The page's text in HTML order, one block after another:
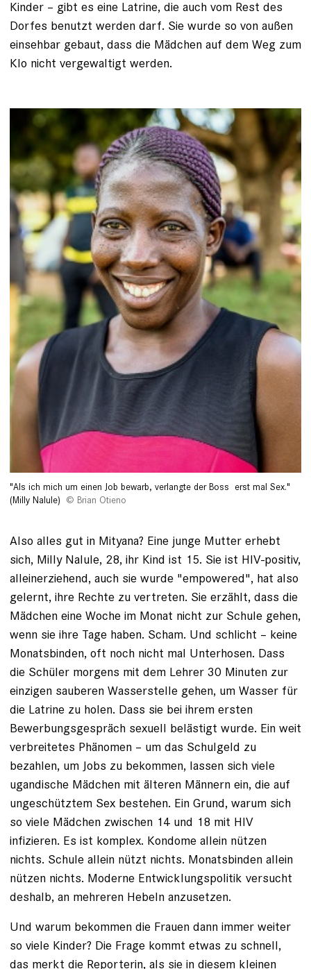
Kinder – gibt es eine Latrine, die auch vom Rest des
Dorfes benutzt werden darf. Sie wurde so von außen
einsehbar gebaut, dass die Mädchen auf dem Weg zum
Klo nicht vergewaltigt werden.
"Als ich mich um einen Job bewarb, verlangte der Boss erst mal Sex."
(Milly Nalule)
Brian Otieno
Also alles gut in Mityana? Eine junge Mutter erhebt
sich, Milly Nalule, 28, ihr Kind ist 15. ­­Sie ist HIV-positiv,
alleinerziehend, auch sie wurde "empowered", hat also
gelernt, ihre Rechte zu vertreten. Sie erzählt, dass die
Mädchen eine ­Woche im Monat nicht zur Schule gehen,
wenn sie ihre Tage haben. Scham. Und schlicht – keine
Monatsbinden, oft noch nicht mal Unter­hosen. Dass
die Schüler morgens mit dem Lehrer 30 Minuten zur
einzigen sauberen Wasserstelle gehen, um Wasser für
die Latrine zu holen. Dass sie bei ihrem ersten
Bewerbungsgespräch sexuell belästigt wurde. Ein weit
verbreitetes Phänomen – um das Schulgeld zu
bezahlen, um Jobs zu bekommen, lassen sich viele
ugandische Mädchen mit älteren Männern ein, die auf
ungeschütztem Sex bestehen. Ein Grund, warum sich
so viele Mädchen zwischen 14 und 18 mit HIV
infizieren. Es ist komplex. Kondome allein ­nützen
nichts. Schule allein nützt nichts. Monatsbinden allein
nützen nichts. Moderne Entwicklungspolitik versucht
deshalb, an mehreren Hebeln anzusetzen.
Und warum bekommen die Frauen dann immer weiter
so viele Kinder? Die Frage kommt etwas zu schnell,
das merkt die Reporterin, als sie in diesem kleinen